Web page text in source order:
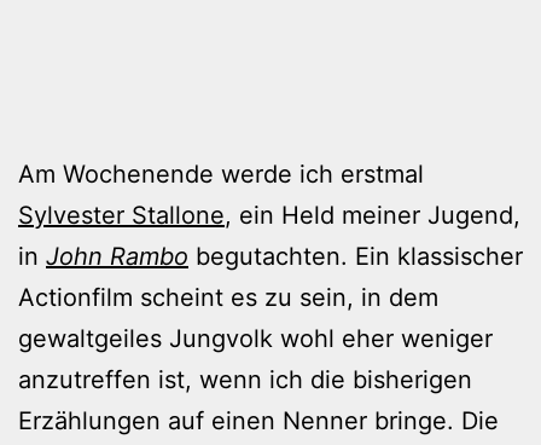
Am Wochenende werde ich erstmal
Sylvester Stallone, ein Held meiner Jugend,
in John Rambo begutachten. Ein klassischer
Actionfilm scheint es zu sein, in dem
gewaltgeiles Jungvolk wohl eher weniger
anzutreffen ist, wenn ich die bisherigen
Erzählungen auf einen Nenner bringe. Die